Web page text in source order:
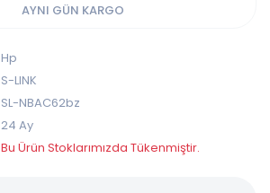
AYNI GÜN KARGO
Hp
S-LINK
SL-NBAC62bz
24 Ay
Bu Ürün Stoklarımızda Tükenmiştir.